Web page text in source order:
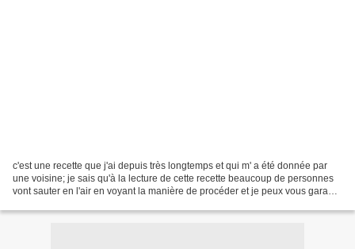
c'est une recette que j'ai depuis très longtemps et qui m' a été donnée par
une voisine; je sais qu'à la lecture de cette recette beaucoup de personnes
vont sauter en l'air en voyant la manière de procéder et je peux vous garantir